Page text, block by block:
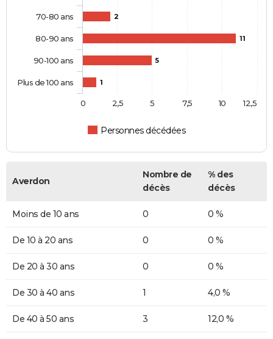
2
11
5
1
Personnes décédées
70-80 ans
80-90 ans
90-100 ans
Plus de 100 ans
0 10
2,5 5 7,5 12,5
Averdon
Nombre de
décès
% des
décès
Moins de 10 ans 0 0 %
De 10 à 20 ans 0 0 %
De 20 à 30 ans 0 0 %
De 30 à 40 ans 1 4,0 %
De 40 à 50 ans 3 12,0 %